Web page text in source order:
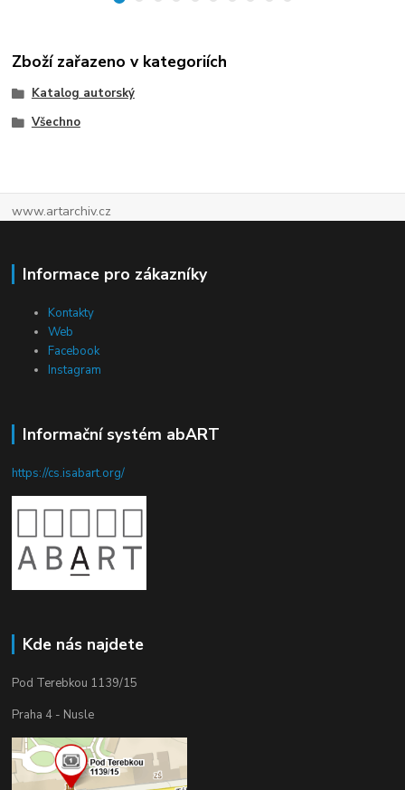
Zboží zařazeno v kategoriích
Katalog autorský
Všechno
www.artarchiv.cz
Informace pro zákazníky
Kontakty
Web
Facebook
Instagram
Informační systém abART
https://cs.isabart.org/
Kde nás najdete
Pod Terebkou 1139/15
Praha 4 - Nusle